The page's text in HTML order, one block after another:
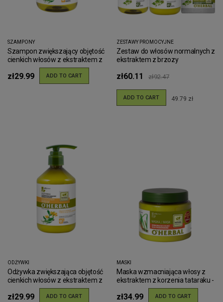
SZAMPONY
Szampon zwiększający objętość
cienkich włosów z ekstraktem z
arniki O'Herbal 500ml
zł29.99 ADD TO CART
ZESTAWY PROMOCYJNE
Zestaw do włosów normalnych z
ekstraktem z brzozy
zł60.11 zł92.47
ADD TO CART 49.79 zł
ODŻYWKI
Odżywka zwiększająca objętość
cienkich włosów z ekstraktem z
arniki O'Herbal 500ml
zł29.99 ADD TO CART
MASKI
Maska wzmacniająca włosy z
ekstraktem z korzenia tataraku -
zł34.99 ADD TO CART